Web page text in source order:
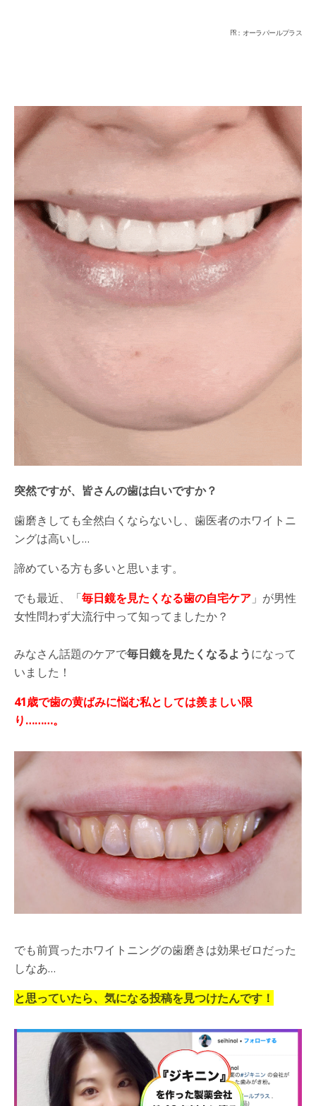
PR：オーラパールプラス
突然ですが、皆さんの歯は白いですか？
歯磨きしても全然白くならないし、歯医者のホワイトニ
ングは高いし…
諦めている方も多いと思います。
でも最近、「毎日鏡を見たくなる歯の自宅ケア 」が男性
女性問わず大流行中って知ってましたか？
みなさん話題のケアで毎日鏡を見たくなるようになって
いました！
41歳で歯の黄ばみに悩む私としては羨ましい限
り………。
でも前買ったホワイトニングの歯磨きは効果ゼロだった
しなあ…
と思っていたら、気になる投稿を見つけたんです！